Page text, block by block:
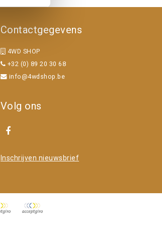
Contactgegevens
4WD SHOP
+32 (0) 89 20 30 68
info@4wdshop.be
Volg ons
Inschrijven nieuwsbrief